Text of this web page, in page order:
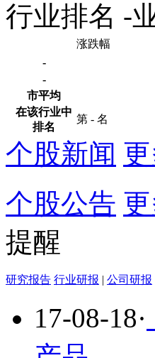
行业排名 -
涨跌幅
-
-
市平均
在该行业中
排名
第 - 名
个股新闻
个股公告
提醒
研究报告 行业研报 | 公司研报
17-08-18·